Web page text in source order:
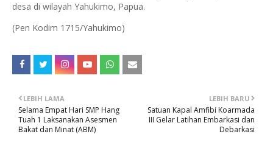
desa di wilayah Yahukimo, Papua.
(Pen Kodim 1715/Yahukimo)
LEBIH BARU
Satuan Kapal Amfibi Koarmada
III Gelar Latihan Embarkasi dan
Debarkasi
LEBIH LAMA
Selama Empat Hari SMP Hang
Tuah 1 Laksanakan Asesmen
Bakat dan Minat (ABM)